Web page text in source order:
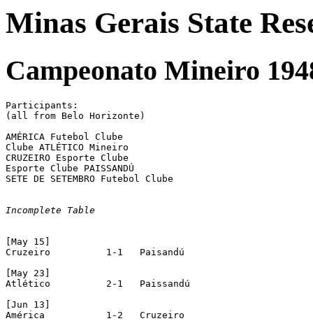
Minas Gerais State
Campeonato Mineiro
Participants:
(all from Belo Horizonte)
AMÉRICA Futebol Clube
Clube ATLÉTICO Mineiro
CRUZEIRO Esporte Clube
Esporte Clube PAISSANDÚ
SETE DE SETEMBRO Futebol Clube
Incomplete Table
[May 15]
Cruzeiro	  1-1	Paisandú
[May 23]
Atlético	  2-1   Paissandú
[Jun 13]
América		  1-2	Cruzeiro